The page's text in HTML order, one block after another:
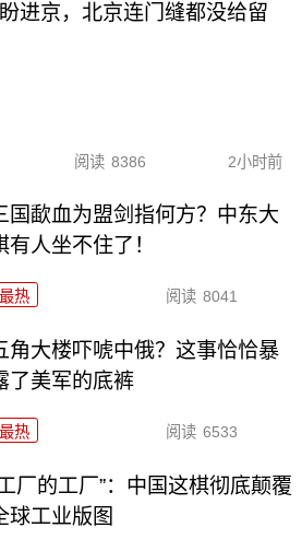
进京，北京连门缝都没给留
阅读 8386 2小时前
国歃血为盟剑指何方？中东大
有人坐不住了！
最热 阅读 8041
角大楼吓唬中俄？这事恰恰暴
了美军的底裤
最热 阅读 6533
厂的工厂”：中国这棋彻底颠覆
球工业版图